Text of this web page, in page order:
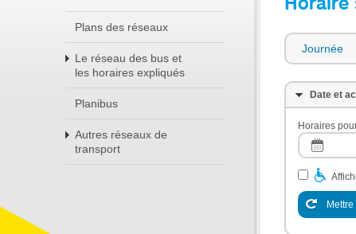
Plans des réseaux
Le réseau des bus et
les horaires expliqués
Planibus
Autres réseaux de
transport
Journée
Date et
Horaires